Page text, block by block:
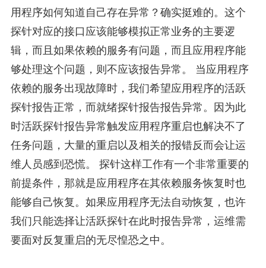
用程序如何知道自己存在异常？确实挺难的。这个
探针对应的接口应该能够模拟正常业务的主要逻
辑，而且如果依赖的服务有问题，而且应用程序能
够处理这个问题，则不应该报告异常。 当应用程序
依赖的服务出现故障时，我们希望应用程序的活跃
探针报告正常，而就绪探针报告报告异常。因为此
时活跃探针报告异常触发应用程序重启也解决不了
任务问题，大量的重启以及相关的报错反而会让运
维人员感到恐慌。 探针这样工作有一个非常重要的
前提条件，那就是应用程序在其依赖服务恢复时也
能够自己恢复。如果应用程序无法自动恢复，也许
我们只能选择让活跃探针在此时报告异常，运维需
要面对反复重启的无尽惶恐之中。